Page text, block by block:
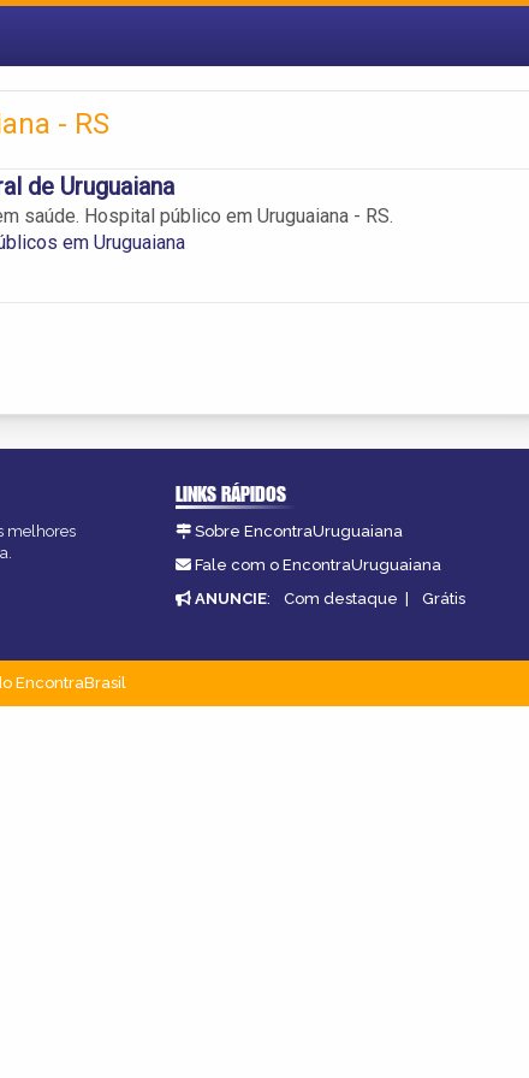
- RS
de Uruguaiana
saúde. Hospital público em Uruguaiana - RS.
em Uruguaiana
melhores
LINKS RÁPIDOS
Sobre EncontraUruguaiana
Fale com o EncontraUruguaiana
ANUNCIE: Com destaque | Grátis
EncontraBrasil